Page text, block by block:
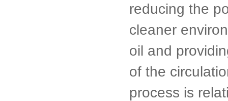
reducing the
cleaner
oil and
of the
process is